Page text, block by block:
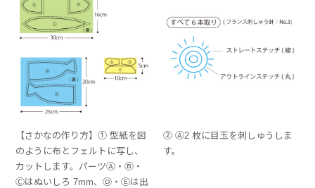
【さかなの作り方】① 型紙を図
のように布とフェルトに写し、
カットします。パーツⒶ・Ⓑ・
Ⓒはぬいしろ 7mm、Ⓓ・Ⓔは出
② Ⓐ2 枚に目玉を刺しゅうしま
す。